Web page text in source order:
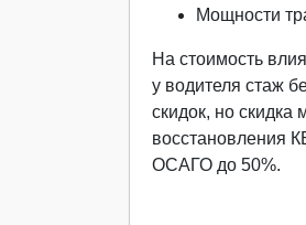
Мощности
На стоимость
у водителя стаж
скидок, но скидка
восстановления
ОСАГО до 50%.